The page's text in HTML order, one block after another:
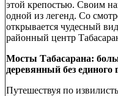
этой крепостью. Своим
одной из легенд. Со
открывается чудесный
районный центр
Мосты Табасарана:
деревянный без единого
Путешествуя по